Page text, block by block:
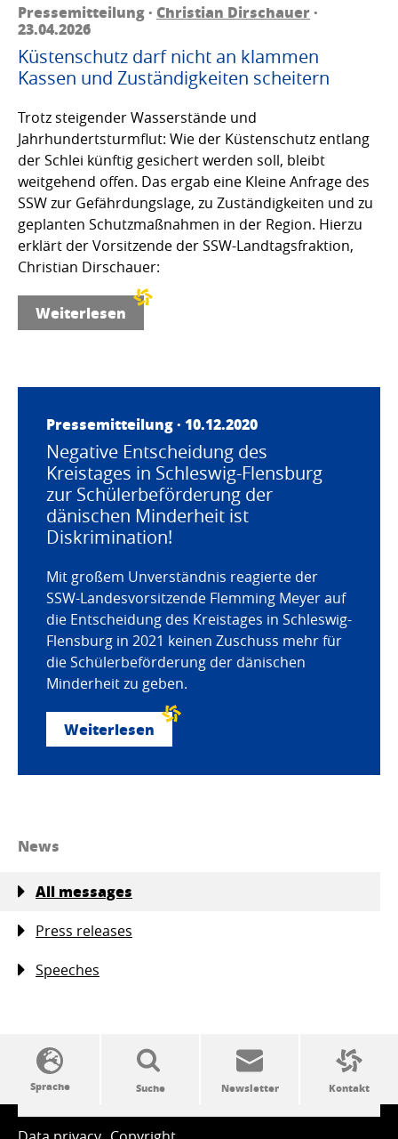
Pressemitteilung · Christian Dirschauer·
23.04.2026
Küstenschutz darf nicht an klammen
Kassen und Zuständigkeiten scheitern
Trotz steigender Wasserstände und
Jahrhundertsturmflut: Wie der Küstenschutz entlang
der Schlei künftig gesichert werden soll, bleibt
weitgehend offen. Das ergab eine Kleine Anfrage des
SSW zur Gefährdungslage, zu Zuständigkeiten und zu
geplanten Schutzmaßnahmen in der Region. Hierzu
erklärt der Vorsitzende der SSW-Landtagsfraktion,
Christian Dirschauer:
Weiterlesen
Pressemitteilung · 10.12.2020
Negative Entscheidung des
Kreistages in Schleswig-Flensburg
zur Schülerbeförderung der
dänischen Minderheit ist
Diskrimination!
Mit großem Unverständnis reagierte der
SSW-Landesvorsitzende Flemming Meyer auf
die Entscheidung des Kreistages in Schleswig-
Flensburg in 2021 keinen Zuschuss mehr für
die Schülerbeförderung der dänischen
Minderheit zu geben.
Weiterlesen
News
All messages
Press releases
Speeches
SSW-Politik von A bis Z